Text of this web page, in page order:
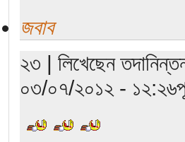
জবাব
২৩ | লিখেছেন
০৩/০৭/২০১২ -